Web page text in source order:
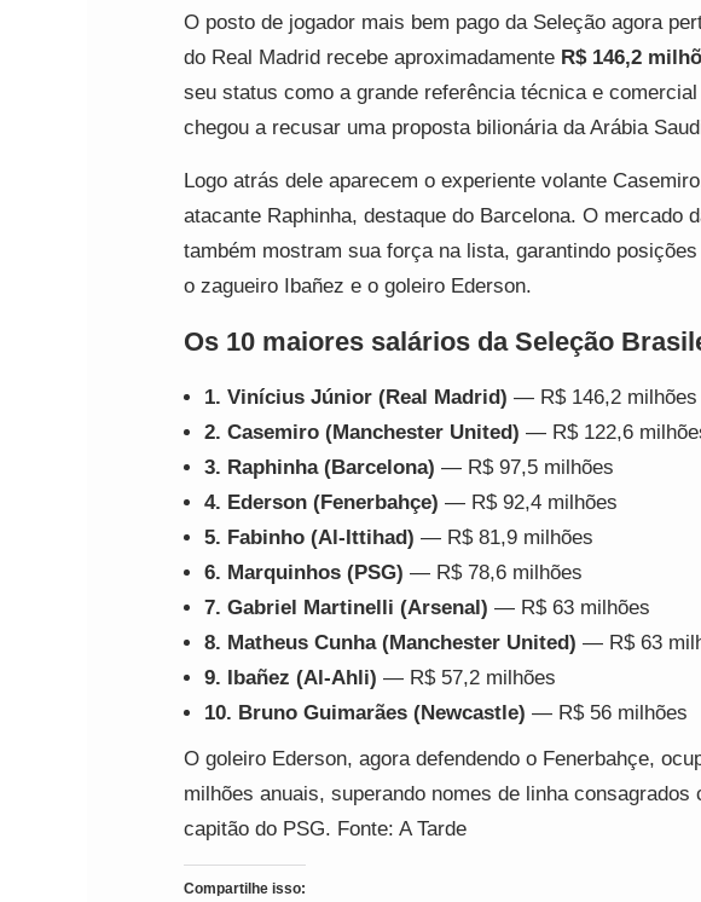
O posto de jogador mais bem pago da Seleção agora
do Real Madrid recebe aproximadamente R$ 146,2
seu status como a grande referência técnica e
chegou a recusar uma proposta bilionária da Arábia
Logo atrás dele aparecem o experiente volante
atacante Raphinha, destaque do Barcelona. O mercado
também mostram sua força na lista, garantindo
o zagueiro Ibañez e o goleiro Ederson.
Os 10 maiores salários da Seleção
1. Vinícius Júnior (Real Madrid) — R$ 146,2 milhões
2. Casemiro (Manchester United) — R$ 122,6
3. Raphinha (Barcelona) — R$ 97,5 milhões
4. Ederson (Fenerbahçe) — R$ 92,4 milhões
5. Fabinho (Al-Ittihad) — R$ 81,9 milhões
6. Marquinhos (PSG) — R$ 78,6 milhões
7. Gabriel Martinelli (Arsenal) — R$ 63 milhões
8. Matheus Cunha (Manchester United) — R$ 63
9. Ibañez (Al-Ahli) — R$ 57,2 milhões
10. Bruno Guimarães (Newcastle) — R$ 56 milhões
O goleiro Ederson, agora defendendo o Fenerbahçe,
milhões anuais, superando nomes de linha consagrados
capitão do PSG. Fonte: A Tarde
Compartilhe isso: